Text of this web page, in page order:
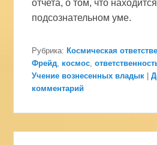
отчета, о том, что
подсознательном уме.
Рубрика: Космическая
Фрейд, космос,
Учение вознесенных владык
|
комментарий